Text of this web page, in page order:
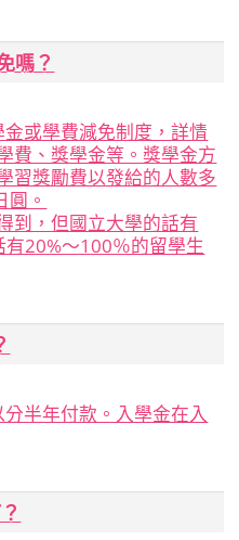
嗎？
或學費減免制度，詳情
費、獎學金等。獎學金方
習獎勵費以發給的人數多
。
到，但國立大學的話有
20%～100％的留學生
半年付款。入學金在入